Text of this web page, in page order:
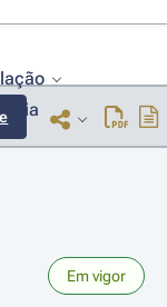
Lia
Em vigor